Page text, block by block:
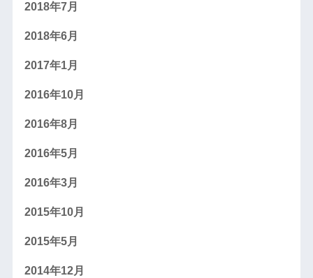
2018年7月
2018年6月
2017年1月
2016年10月
2016年8月
2016年5月
2016年3月
2015年10月
2015年5月
2014年12月